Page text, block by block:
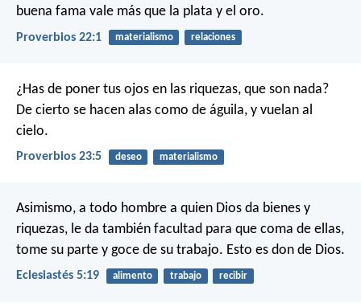
buena fama vale más que la plata y el oro.
Proverbios 22:1 materialismo relaciones
¿Has de poner tus ojos en las riquezas, que son nada?
De cierto se hacen alas como de águila, y vuelan al
cielo.
Proverbios 23:5 deseo materialismo
Asimismo, a todo hombre a quien Dios da bienes y
riquezas, le da también facultad para que coma de ellas,
tome su parte y goce de su trabajo. Esto es don de Dios.
Eclesiastés 5:19 alimento trabajo recibir